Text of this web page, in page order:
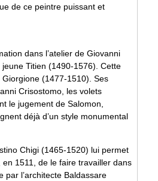
de ce peintre puissant et
dans l’atelier de Giovanni
Titien (1490-1576). Cette
(1477-1510). Ses
Crisostomo, les volets
le jugement de Salomon,
déjà d’un style monumental
Chigi (1465-1520) lui permet
1511, de le faire travailler dans
l’architecte Baldassare